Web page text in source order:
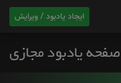
ایجاد یادبود / ویرایش